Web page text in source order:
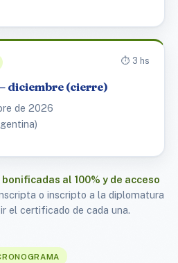
⏱️ 3 hs
diciembre (cierre)
de 2026
bonificadas al 100% y de acceso
o inscripto a la diplomatura
el certificado de cada una.